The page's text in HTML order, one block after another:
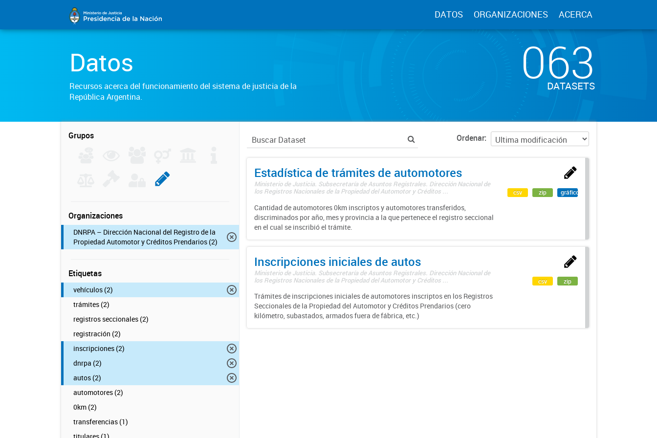
DATOS ORGANIZACIONES ACERCA
Datos
Recursos acerca del funcionamiento del sistema de justicia de la
República Argentina.
063
DATASETS
Grupos
Organizaciones
DNRPA – Dirección Nacional del Registro de la
Propiedad Automotor y Créditos Prendarios (2)
Etiquetas
vehículos (2)
trámites (2)
registros seccionales (2)
registración (2)
inscripciones (2)
dnrpa (2)
autos (2)
automotores (2)
0km (2)
transferencias (1)
Ordenar
Estadística de trámites de automotores
Ministerio de Justicia. Subsecretaría de Asuntos Registrales. Dirección Nacional de
los Registros Nacionales de la Propiedad del Automotor y Créditos ...
Cantidad de automotores 0km inscriptos y automotores transferidos,
discriminados por año, mes y provincia a la que pertenece el registro seccional
en el cual se inscribió el trámite.
csv zip gráfico
Inscripciones iniciales de autos
Ministerio de Justicia. Subsecretaría de Asuntos Registrales. Dirección Nacional de
los Registros Nacionales de la Propiedad del Automotor y Créditos ...
Trámites de inscripciones iniciales de automotores inscriptos en los Registros
Seccionales de la Propiedad del Automotor y Créditos Prendarios (cero
kilómetro, subastados, armados fuera de fábrica, etc.)
csv zip